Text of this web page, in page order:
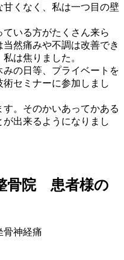
くなく、私は一つ目の壁
いる方がたくさん来ら
然痛みや不調は改善でき
は焦りました。
の日等、プライベートを
セミナーに参加しまし
。そのかいあってかある
出来るようになりまし
骨院 患者様の
神経痛